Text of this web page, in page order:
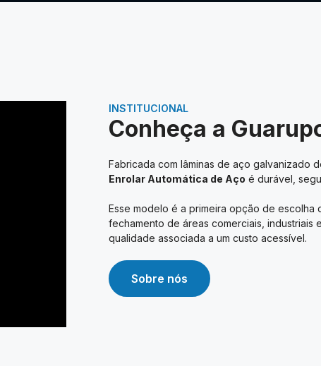
INSTITUCIONAL
Conheça a
Fabricada com lâminas de aço galvanizado
Enrolar Automática de Aço é durável,
Esse modelo é a primeira opção de escolha
fechamento de áreas comerciais, industriais
qualidade associada a um custo acessível.
Sobre nós